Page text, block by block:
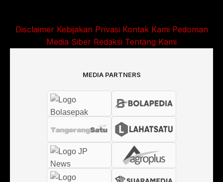
Disclaimer Kebijakan Privasi Kontak Kami Pedoman
Media Siber Redaksi Tentang Kami
MEDIA PARTNERS